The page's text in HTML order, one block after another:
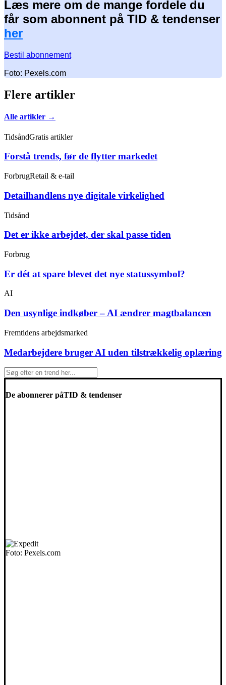
Læs mere om de mange fordele du
får som abonnent på TID & tendenser
her
Bestil abonnement
Foto: Pexels.com
Flere artikler
Alle artikler →
TidsåndGratis artikler
Forstå trends, før de flytter markedet
ForbrugRetail & e-tail
Detailhandlens nye digitale virkelighed
Tidsånd
Det er ikke arbejdet, der skal passe tiden
Forbrug
Er dét at spare blevet det nye statussymbol?
AI
Den usynlige indkøber – AI ændrer magtbalancen
Fremtidens arbejdsmarked
Medarbejdere bruger AI uden tilstrækkelig oplæring
De abonnerer påTID & tendenser
Foto: Pexels.com